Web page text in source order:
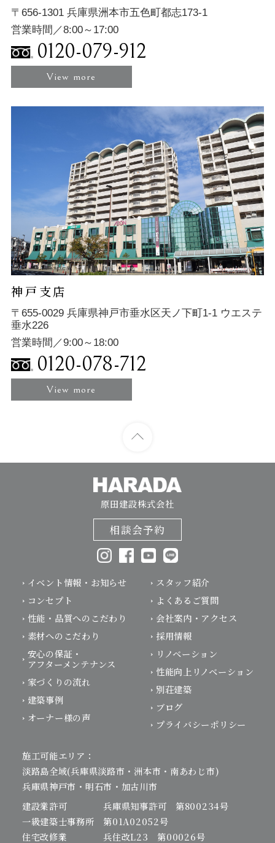
〒656-1301 兵庫県洲本市五色町都志173-1
営業時間／8:00～17:00
0120-079-912
View more
神戸支店
〒655-0029 兵庫県神戸市垂水区天ノ下町1-1 ウエステ
垂水226
営業時間／9:00～18:00
0120-078-712
View more
原田建設株式会社
相談会予約
イベント情報・お知らせ
コンセプト
性能・品質へのこだわり
素材へのこだわり
安心の保証・
アフターメンテナンス
家づくりの流れ
建築事例
オーナー様の声
スタッフ紹介
よくあるご質問
会社案内・アクセス
採用情報
リノベーション
性能向上リノベーション
別荘建築
ブログ
プライバシーポリシー
施工可能エリア：
淡路島全域(兵庫県淡路市・洲本市・南あわじ市)
兵庫県神戸市・明石市・加古川市
建設業許可 兵庫県知事許可 第800234号
一級建築士事務所 第01A02052号
住宅改修業 兵住改L23 第00026号